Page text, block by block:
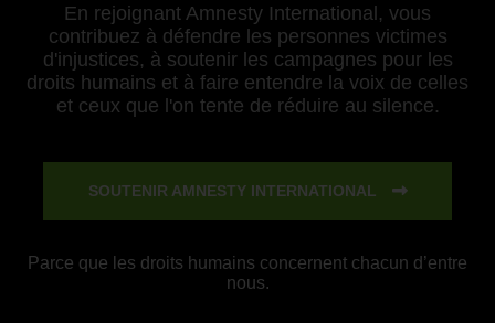
En rejoignant Amnesty International, vous
contribuez à défendre les personnes victimes
d'injustices, à soutenir les campagnes pour les
droits humains et à faire entendre la voix de celles
et ceux que l'on tente de réduire au silence.
SOUTENIR AMNESTY INTERNATIONAL
Parce que les droits humains concernent chacun d’entre
nous.